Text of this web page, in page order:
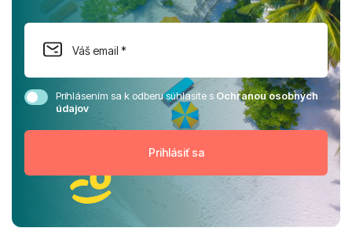
Prihlásením sa k odberu súhlasíte sOchranou osobných
údajov